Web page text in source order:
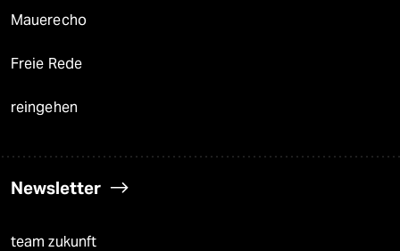
Mauerecho
Freie Rede
reingehen
Newsletter
team zukunft